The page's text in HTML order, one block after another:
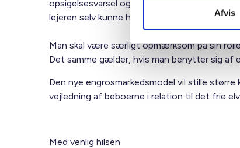
Afvis
opsigelsesvarsel og gebyrer. Man skal
lejeren selv kunne have indgået.
Man skal være særligt opmærksom på sin
Det samme gælder, hvis man benytter sig af
Den nye engrosmarkedsmodel vil stille
vejledning af beboerne i relation til det frie
Med venlig hilsen